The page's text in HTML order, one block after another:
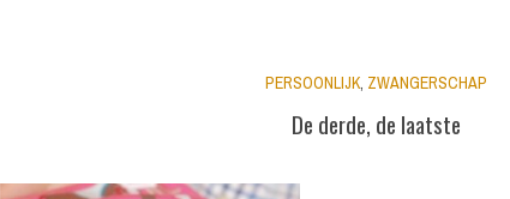
PERSOONLIJK ZWANGERSCHAP
De derde, de laatste